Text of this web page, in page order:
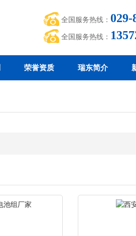
全国服务热线： 029-
全国服务热线：
荣誉资质 瑞东简介